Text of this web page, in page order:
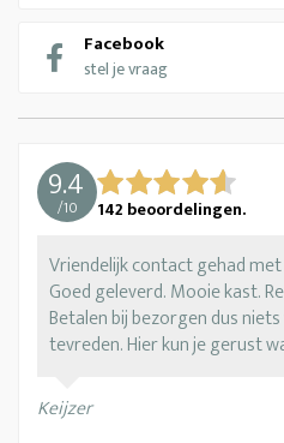
Facebook
stel je vraag
9.4
/10 142 beoordelingen.
Vriendelijk contact gehad
Goed geleverd. Mooie kast.
Betalen bij bezorgen dus
tevreden. Hier kun je gerust
Keijzer